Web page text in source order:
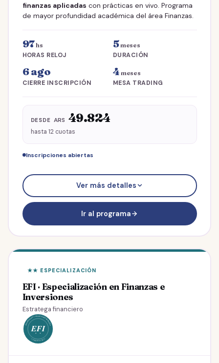
finanzas aplicadas con prácticas en vivo. Programa
de mayor profundidad académica del área Finanzas.
97hs
HORAS RELOJ
5meses
DURACIÓN
6 ago
CIERRE INSCRIPCIÓN
4 meses
MESA TRADING
DESDE ARS 49.824
hasta 12 cuotas
IPRO® · Trading con Operatoria en VIVO
Finanzas para Inversores y Emprendedores
Clínicas en vivo con Ariel Squeo
Mesa de Trading diaria (4 meses)
ARS49.824
ARS418.525
597.894· Ahorrás 179.368
Inscripciones abiertas
Ver más detalles
Ir al programa
★★ ESPECIALIZACIÓN
EFI · Especialización en Finanzas e
Inversiones
Estratega financiero